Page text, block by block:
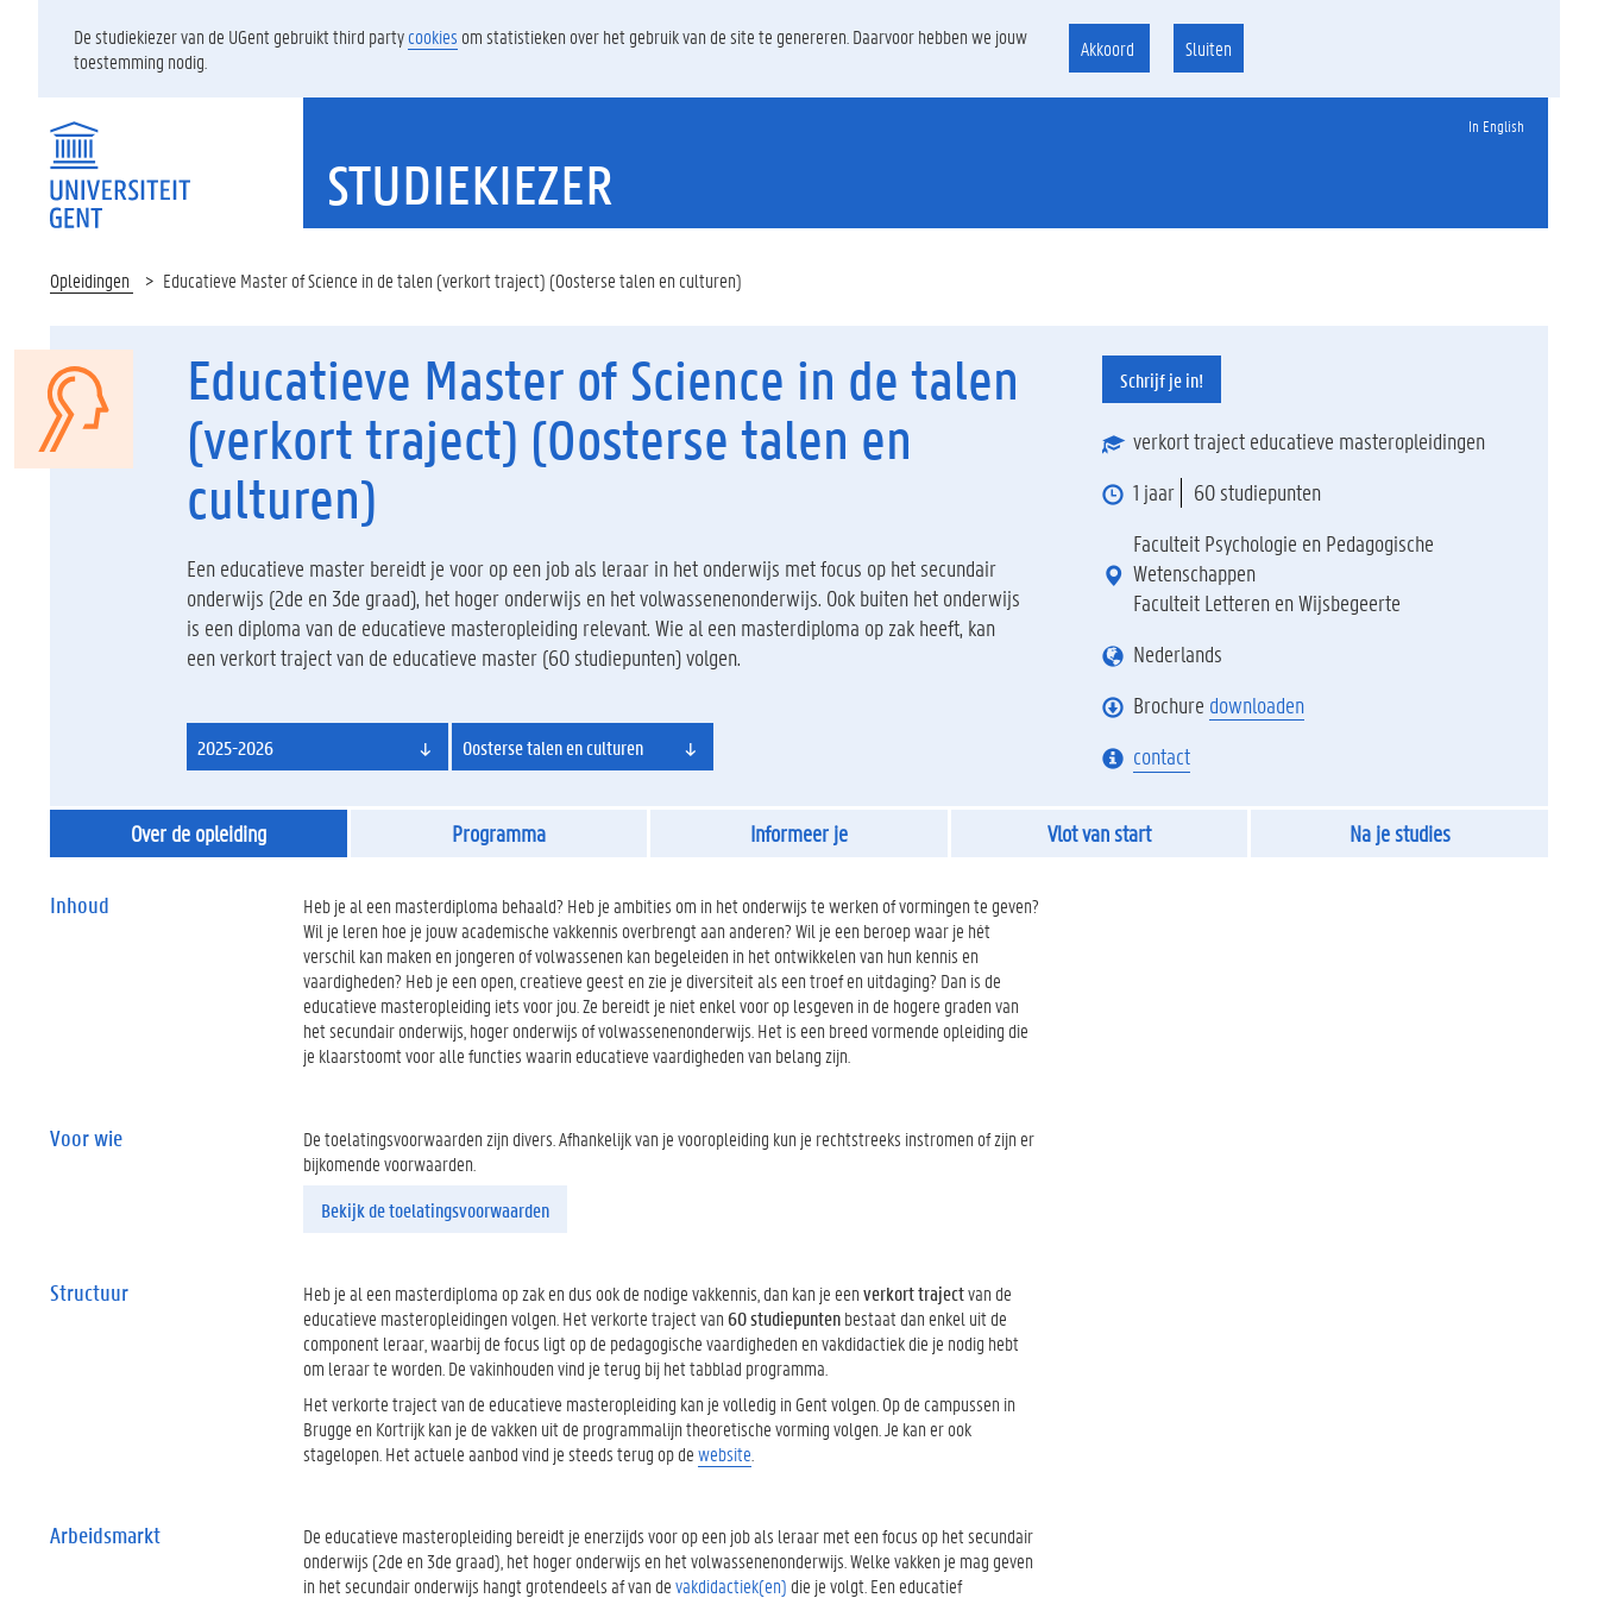
De studiekiezer van de UGent gebruikt third partycookies om statistieken over het gebruik van de site te genereren. Daarvoor hebben we jouw
toestemming nodig.
Akkoord Sluiten
In English
STUDIEKIEZER
Opleidingen Educatieve Master of Science in de talen (verkort traject) (Oosterse talen en culturen)
Educatieve Master of Science in de talen
(verkort traject) (Oosterse talen en
culturen)
Een educatieve master bereidt je voor op een job als leraar in het onderwijs met focus op het secundair
onderwijs (2de en 3de graad), het hoger onderwijs en het volwassenenonderwijs. Ook buiten het onderwijs
is een diploma van de educatieve masteropleiding relevant. Wie al een masterdiploma op zak heeft, kan
een verkort traject van de educatieve master (60 studiepunten) volgen.
2025-2026 Oosterse talen en culturen
Schrijf je in!
verkort traject educatieve masteropleidingen
1 jaar
60 studiepunten
Faculteit Psychologie en Pedagogische
Wetenschappen
Faculteit Letteren en Wijsbegeerte
Nederlands
Brochure downloaden
contact
Over de opleiding Programma Informeer je Vlot van start Na je studies
Inhoud
Heb je al een masterdiploma behaald? Heb je ambities om in het onderwijs te werken of vormingen te geven?
Wil je leren hoe je jouw academische vakkennis overbrengt aan anderen? Wil je een beroep waar je hét
verschil kan maken en jongeren of volwassenen kan begeleiden in het ontwikkelen van hun kennis en
vaardigheden? Heb je een open, creatieve geest en zie je diversiteit als een troef en uitdaging? Dan is de
educatieve masteropleiding iets voor jou. Ze bereidt je niet enkel voor op lesgeven in de hogere graden van
het secundair onderwijs, hoger onderwijs of volwassenenonderwijs. Het is een breed vormende opleiding die
je klaarstoomt voor alle functies waarin educatieve vaardigheden van belang zijn.
Voor wie
De toelatingsvoorwaarden zijn divers. Afhankelijk van je vooropleiding kun je rechtstreeks instromen of zijn er
bijkomende voorwaarden.
Bekijk de toelatingsvoorwaarden
Structuur Heb je al een masterdiploma op zak en dus ook de nodige vakkennis, dan kan je eenverkort trajectvan de
educatieve masteropleidingen volgen. Het verkorte traject van60 studiepuntenbestaat dan enkel uit de
component leraar, waarbij de focus ligt op de pedagogische vaardigheden en vakdidactiek die je nodig hebt
om leraar te worden. De vakinhouden vind je terug bij het tabblad programma.
Het verkorte traject van de educatieve masteropleiding kan je volledig in Gent volgen. Op de campussen in
Brugge en Kortrijk kan je de vakken uit de programmalijn theoretische vorming volgen. Je kan er ook
stagelopen. Het actuele aanbod vind je steeds terug op dewebsite
Arbeidsmarkt
De educatieve masteropleiding bereidt je enerzijds voor op een job als leraar met een focus op het secundair
onderwijs (2de en 3de graad), het hoger onderwijs en het volwassenenonderwijs. Welke vakken je mag geven
in het secundair onderwijs hangt grotendeels af van devakdidactiek(en) die je volgt. Een educatief